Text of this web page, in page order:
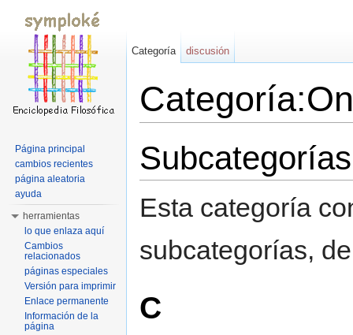
Subcategorías
Esta categoría
subcategorías,
C
Categoría discusión
Página principal
cambios recientes
página aleatoria
ayuda
herramientas
lo que enlaza aquí
Cambios
relacionados
páginas especiales
Versión para imprimir
Enlace permanente
Información de la
página